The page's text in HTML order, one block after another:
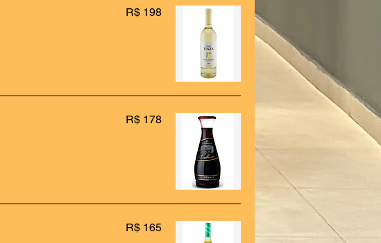
R$ 198
R$ 178
R$ 165